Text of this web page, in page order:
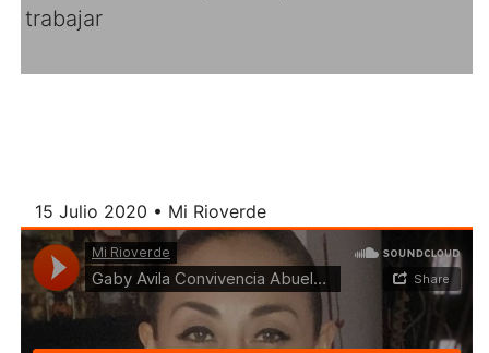
trabajar
15 Julio 2020 • Mi Rioverde